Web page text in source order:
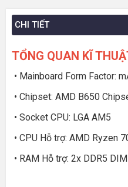
CHI TIẾT
TỔNG QUAN KĨ
• Mainboard Form Factor:
• Chipset: AMD B650
• Socket CPU: LGA AM5
• CPU Hỗ trợ: AMD Ryzen
• RAM Hỗ trợ: 2x DDR5